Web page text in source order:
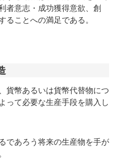
者意志・成功獲得意欲、創
ることへの満足である。
貨幣あるいは貨幣代替物につ
って必要な生産手段を購入し
であろう将来の生産物を手が